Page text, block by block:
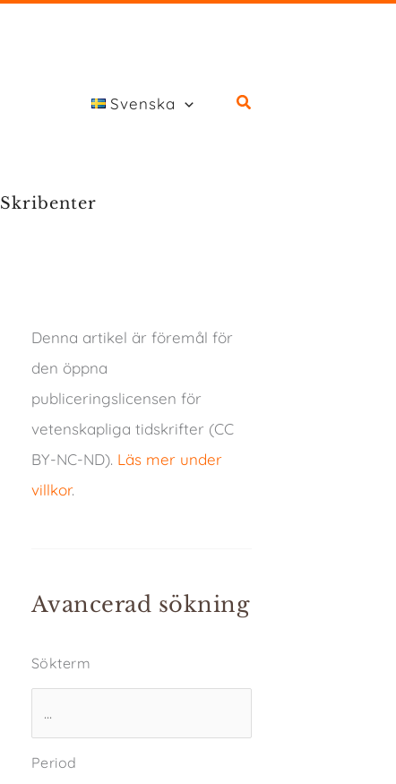
Svenska
Skribenter
Denna artikel är föremål för
den öppna
publiceringslicensen för
vetenskapliga tidskrifter (CC
BY-NC-ND). Läs mer under
villkor.
Avancerad sökning
Sökterm
Period